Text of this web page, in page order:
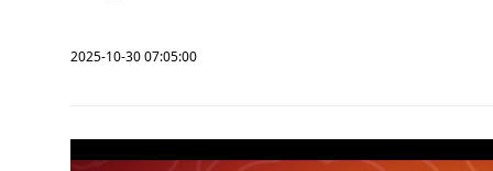
2025-10-30 07:05:00